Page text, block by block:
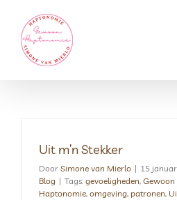
content
Uit m’n Stekker
Door Simone van Mierlo | 15
Blog | Tags: gevoeligheden,
Haptonomie, omgeving, patronen,